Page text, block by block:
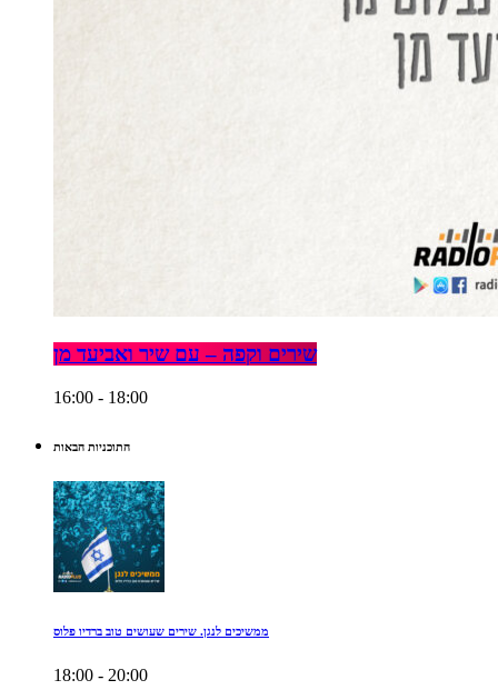
שירים וקפה – עם שיר ואביעד מן
16:00 - 18:00
התוכניות הבאות
ממשיכים לנגן. שירים שעושים טוב ברדיו פלוס
18:00 - 20:00